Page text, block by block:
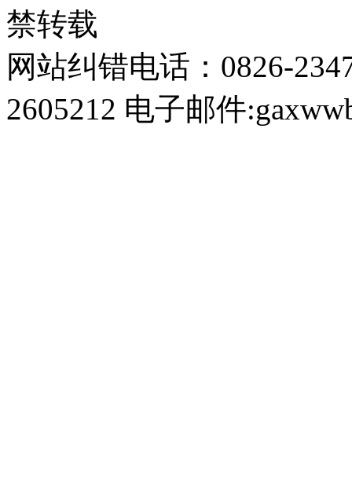
禁转载
网站纠错电话：0826-
2605212 电子邮件